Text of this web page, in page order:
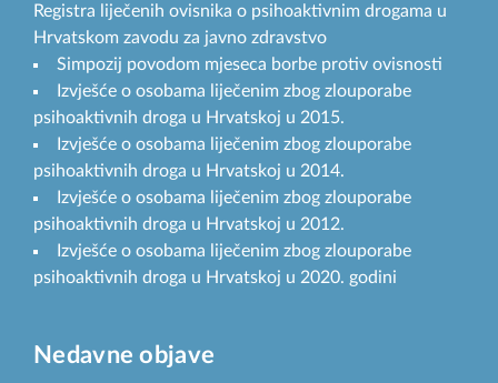
Registra liječenih ovisnika o psihoaktivnim drogama u
Hrvatskom zavodu za javno zdravstvo
Simpozij povodom mjeseca borbe protiv ovisnosti
Izvješće o osobama liječenim zbog zlouporabe
psihoaktivnih droga u Hrvatskoj u 2015.
Izvješće o osobama liječenim zbog zlouporabe
psihoaktivnih droga u Hrvatskoj u 2014.
Izvješće o osobama liječenim zbog zlouporabe
psihoaktivnih droga u Hrvatskoj u 2012.
Izvješće o osobama liječenim zbog zlouporabe
psihoaktivnih droga u Hrvatskoj u 2020. godini
Nedavne objave